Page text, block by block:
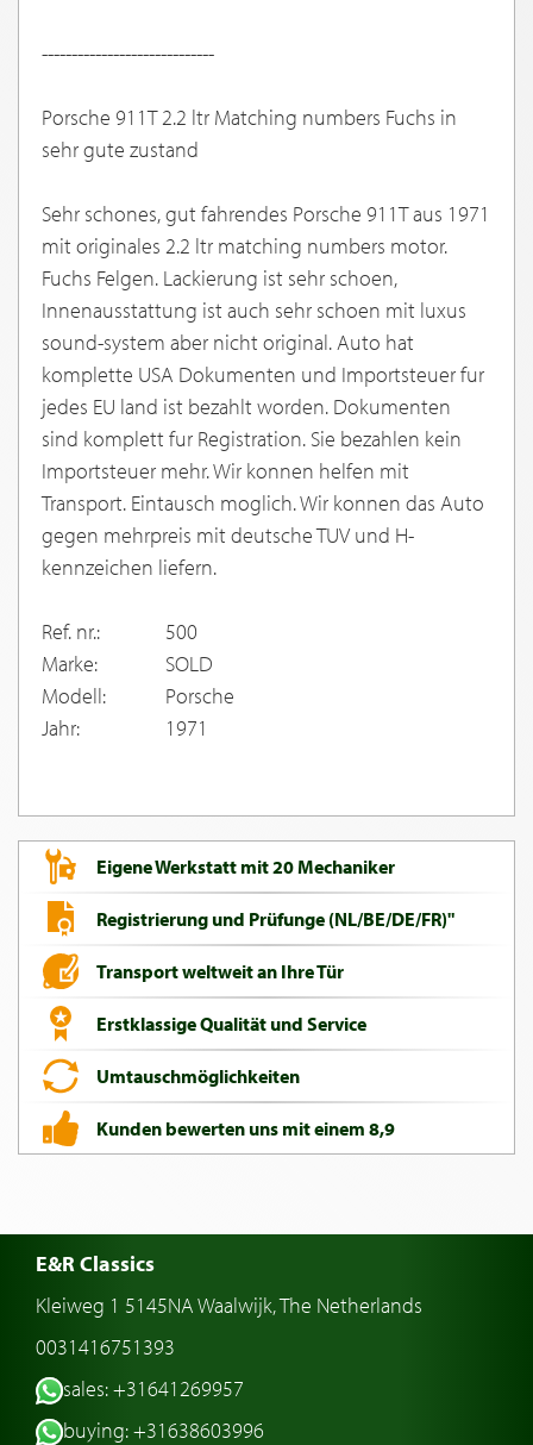
-----------------------------
Porsche 911T 2.2 ltr Matching numbers Fuchs in
sehr gute zustand
Sehr schones, gut fahrendes Porsche 911T aus 1971
mit originales 2.2 ltr matching numbers motor.
Fuchs Felgen. Lackierung ist sehr schoen,
Innenausstattung ist auch sehr schoen mit luxus
sound-system aber nicht original. Auto hat
komplette USA Dokumenten und Importsteuer fur
jedes EU land ist bezahlt worden. Dokumenten
sind komplett fur Registration. Sie bezahlen kein
Importsteuer mehr. Wir konnen helfen mit
Transport. Eintausch moglich. Wir konnen das Auto
gegen mehrpreis mit deutsche TUV und H-
kennzeichen liefern.
Ref. nr.:
500
Marke:
SOLD
Modell:
Porsche
Jahr:
1971
Eigene Werkstatt mit 20 Mechaniker
Registrierung und Prüfunge (NL/BE/DE/FR)"
Transport weltweit an Ihre Tür
Erstklassige Qualität und Service
Umtauschmöglichkeiten
Kunden bewerten uns mit einem 8,9
E&R Classics
Kleiweg 1 5145NA Waalwijk, The Netherlands
0031416751393
sales: +31641269957
buying: +31638603996